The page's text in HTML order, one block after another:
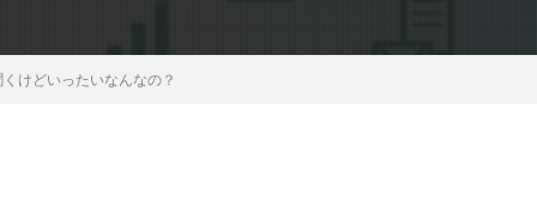
けどいったいなんなの？